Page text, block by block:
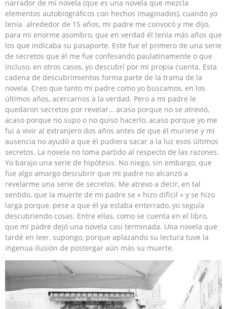
narrador de mi novela (que es una novela que mezcla
elementos autobiográficos con hechos imaginados), cuando yo
tenía alrededor de 15 años, mi padre me convocó y me dijo,
para mi enorme asombro, que en verdad él tenía más años que
los que indicaba su pasaporte. Este fue el primero de una serie
de secretos que él me fue confesando paulatinamente o que
incluso, en otros casos, yo descubrí por mi propia cuenta. Esta
cadena de descubrimientos forma parte de la trama de la
novela. Creo que tanto mi padre como yo buscamos, en los
últimos años, acercarnos a la verdad. Pero a mi padre le
quedaron secretos por revelar… acaso porque no se atrevió,
acaso porque no supo o no quiso hacerlo, acaso porque yo me
fui a vivir al extranjero dos años antes de que él muriese y mi
ausencia no ayudó a que él pudiera sacar a la luz esos últimos
secretos. La novela no toma partido al respecto de las razones.
Yo barajo una serie de hipótesis. No niego, sin embargo, que
fue algo amargo descubrir que mi padre no alcanzó a
revelarme una serie de secretos. Me atrevo a decir, en tal
sentido, que la muerte de mi padre se « hizo difícil » y se hizo
larga porque, pese a que él ya estaba enterrado, yo seguía
descubriendo cosas. Entre ellas, como se cuenta en el libro,
que mi padre dejó una novela casi terminada. Una novela que
tardé en leer, supongo, porque aplazando su lectura tuve la
ingenua ilusión de postergar aún más su muerte.